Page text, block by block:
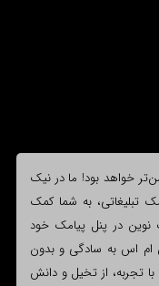
خواهد بود! ما در نیک
تبلیغاتی، به شما کمک
نوین در پنل پیامک خود
ام اس به سادگی و بدون
تجربه، از تخیل و دانش